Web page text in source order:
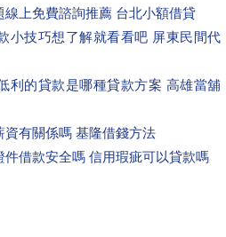
線上免費諮詢推薦 台北小額借貸
小技巧想了解就看看吧 屏東民間代
利的貸款是哪種貸款方案 高雄當舖
有關係嗎 基隆借錢方法
借款安全嗎 信用瑕疵可以貸款嗎